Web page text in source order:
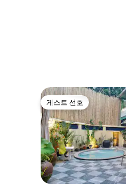
게스트 선호
게스트 선호